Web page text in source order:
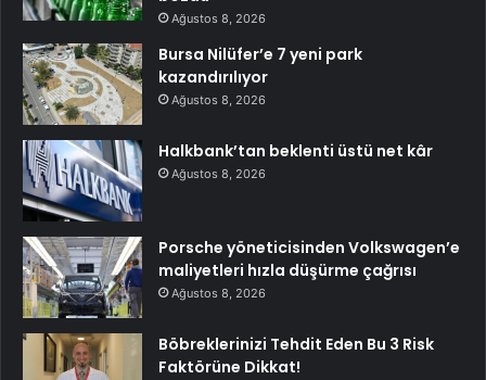
Ağustos 8, 2026
Bursa Nilüfer’e 7 yeni park
kazandırılıyor
Ağustos 8, 2026
Halkbank’tan beklenti üstü net kâr
Ağustos 8, 2026
Porsche yöneticisinden Volkswagen’e
maliyetleri hızla düşürme çağrısı
Ağustos 8, 2026
Böbreklerinizi Tehdit Eden Bu 3 Risk
Faktörüne Dikkat!